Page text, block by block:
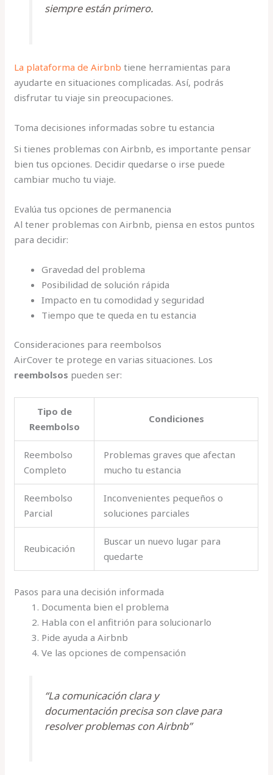
siempre están primero.
La plataforma de Airbnb tiene herramientas para
ayudarte en situaciones complicadas. Así, podrás
disfrutar tu viaje sin preocupaciones.
Toma decisiones informadas sobre tu estancia
Si tienes problemas con Airbnb, es importante pensar
bien tus opciones. Decidir quedarse o irse puede
cambiar mucho tu viaje.
Evalúa tus opciones de permanencia
Al tener problemas con Airbnb, piensa en estos puntos
para decidir:
Gravedad del problema
Posibilidad de solución rápida
Impacto en tu comodidad y seguridad
Tiempo que te queda en tu estancia
Consideraciones para reembolsos
AirCover te protege en varias situaciones. Los
reembolsos pueden ser:
Tipo de
Reembolso
Condiciones
Reembolso
Completo
Problemas graves que afectan
mucho tu estancia
Reembolso
Parcial
Inconvenientes pequeños o
soluciones parciales
Reubicación
Buscar un nuevo lugar para
quedarte
Pasos para una decisión informada
Documenta bien el problema
Habla con el anfitrión para solucionarlo
Pide ayuda a Airbnb
Ve las opciones de compensación
“La comunicación clara y
documentación precisa son clave para
resolver problemas con Airbnb”